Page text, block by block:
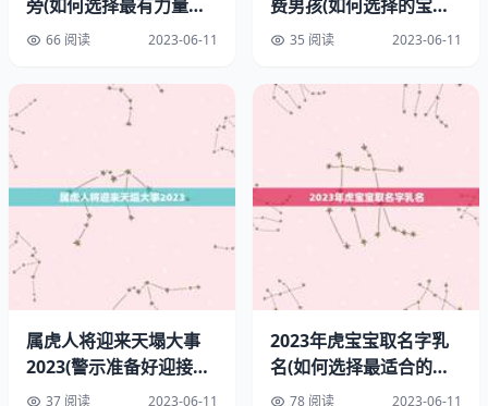
得有点固执和自我中心，需要学会倾听他人的和建议。
属虎男性和属龙女性在一起，通常会有很强的吸引力和化学
反应。他们都有强烈的个性和自信，能够互相理解和支持。
他们也都有领导才能和组织，能够共同自己的目标和理想。
他们也都有点自负和固执，需要学会妥协和沟通。
四、属虎男性和属龙女性的婚姻是否美满
虽然属虎男性和属龙女性的相互关系看起来很有吸引力，但
他们的婚姻是否美满还取决于他们的个人品质和相互关系。
如果他们能够互相尊重和理解，学会妥协和沟通，他们的婚
姻就有可能非常美满和成功。如果他们不能克服自己的缺点
旁(如何选择最有力量的
偏旁)66 阅读 2023-06-11
费男孩(如何选择的宝宝
名字)35 阅读 2023-06-11
属虎人将迎来天塌大事
2023(警示准备好迎接挑
战了吗)
37 阅读 2023-06-11
2023年虎宝宝取名字乳
名(如何选择最适合的乳
名)78 阅读 2023-06-11